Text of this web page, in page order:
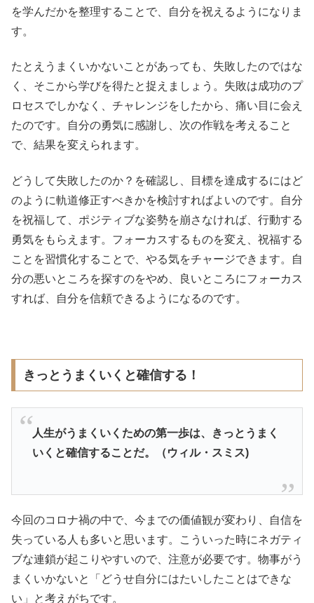
を学んだかを整理することで、自分を祝えるようになりま
す。
たとえうまくいかないことがあっても、失敗したのではな
く、そこから学びを得たと捉えましょう。失敗は成功のプ
ロセスでしかなく、チャレンジをしたから、痛い目に会え
たのです。自分の勇気に感謝し、次の作戦を考えること
で、結果を変えられます。
どうして失敗したのか？を確認し、目標を達成するにはど
のように軌道修正すべきかを検討すればよいのです。自分
を祝福して、ポジティブな姿勢を崩さなければ、行動する
勇気をもらえます。フォーカスするものを変え、祝福する
ことを習慣化することで、やる気をチャージできます。自
分の悪いところを探すのをやめ、良いところにフォーカス
すれば、自分を信頼できるようになるのです。
きっとうまくいくと確信する！
人生がうまくいくための第一歩は、きっとうまく
いくと確信することだ。（ウィル・スミス)
今回のコロナ禍の中で、今までの価値観が変わり、自信を
失っている人も多いと思います。こういった時にネガティ
ブな連鎖が起こりやすいので、注意が必要です。物事がう
まくいかないと「どうせ自分にはたいしたことはできな
い」と考えがちです。